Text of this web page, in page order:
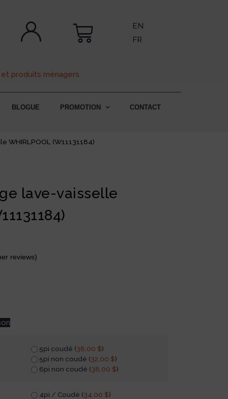
EN
FR
produits ménagers.
BLOGUE PROMOTION CONTACT
(W11131184)
lave-vaisselle
reviews)
5pi coudé (38,00 $)
5pi non coudé (32,00 $)
6pi non coudé (38,00 $)
4pi / Coudé (34,00 $)